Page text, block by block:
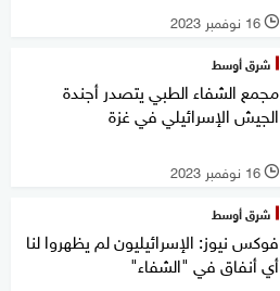
l 16 نوفمبر 2023
شرق أوسط
مجمع الشفاء الطبي يتصدر أجندة
الجيش الإسرائيلي في غزة
l 16 نوفمبر 2023
شرق أوسط
فوكس نيوز: الإسرائيليون لم يظهروا لنا
أي أنفاق في "الشفاء"